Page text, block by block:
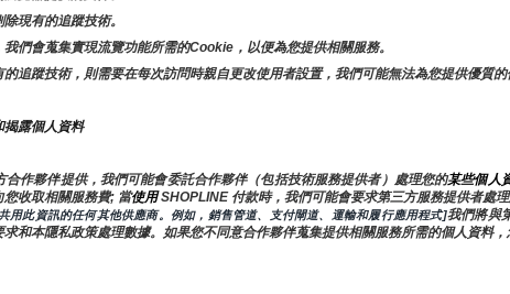
現有的追蹤技術。
們會蒐集實現流覽功能所需的Cookie，以便為您提供相關服務。
追蹤技術，則需要在每次訪問時親自更改使用者設置，我們可能無法為您提供優質
揭露個人資料
合作夥伴提供，我們可能會委託合作夥伴（包括技術服務提供者）處理您的某些個人
收取相關服務費; 當使用 SHOPLINE 付款時，我們可能會要求第三方服務提供者處
用此資訊的任何其他供應商。例如，銷售管道、支付閘道、運輸和履行應用程式]我們將與
和本隱私政策處理數據。如果您不同意合作夥伴蒐集提供相關服務所需的個人資料，